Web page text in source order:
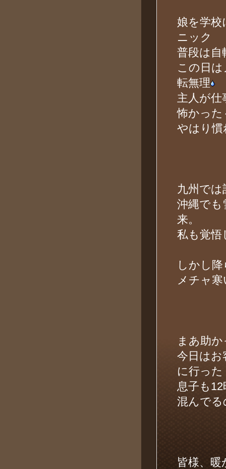
娘を学校
ニック
普段は自
この日
転無理
主人が
怖かった
やはり
九州では
沖縄でも
来。
私も覚悟
しかし
メチャ
まあ助
今日はお
に行った
息子も
混んでる
皆様、